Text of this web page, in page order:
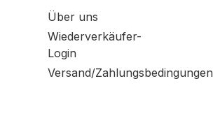
Über uns
Wiederverkäufer-
Login
Versand/Zahlungsbedingungen